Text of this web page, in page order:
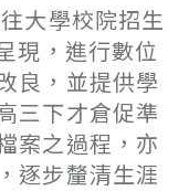
大學校院招生
現，進行數位
良，並提供學
三下才倉促準
案之過程，亦
逐步釐清生涯